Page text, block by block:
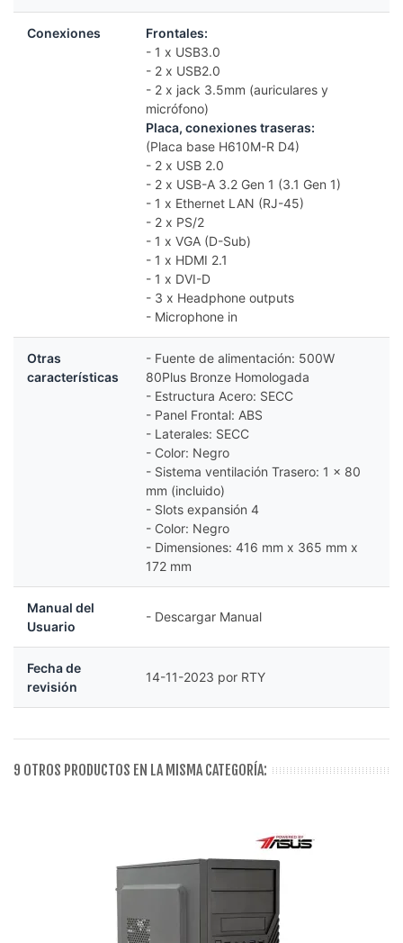
Conexiones
Frontales:
- 1 x USB3.0
- 2 x USB2.0
- 2 x jack 3.5mm (auriculares y
micrófono)
Placa, conexiones traseras:
(Placa base H610M-R D4)
- 2 x USB 2.0
- 2 x USB-A 3.2 Gen 1 (3.1 Gen 1)
- 1 x Ethernet LAN (RJ-45)
- 2 x PS/2
- 1 x VGA (D-Sub)
- 1 x HDMI 2.1
- 1 x DVI-D
- 3 x Headphone outputs
- Microphone in
Otras
características
- Fuente de alimentación: 500W
80Plus Bronze Homologada
- Estructura Acero: SECC
- Panel Frontal: ABS
- Laterales: SECC
- Color: Negro
- Sistema ventilación Trasero: 1 x 80
mm (incluido)
- Slots expansión 4
- Color: Negro
- Dimensiones: 416 mm x 365 mm x
172 mm
Manual del
Usuario
- Descargar Manual
Fecha de
revisión
14-11-2023 por RTY
9 OTROS PRODUCTOS EN LA MISMA CATEGORÍA: